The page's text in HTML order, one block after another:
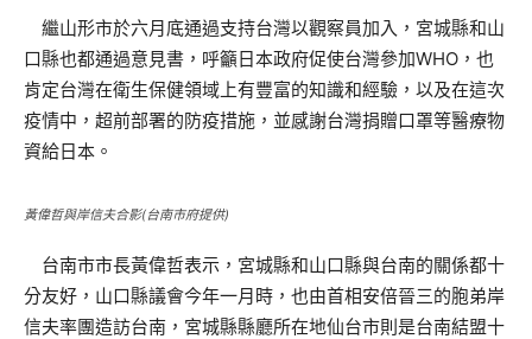
繼山形市於六月底通過支持台灣以觀察員加入，宮城縣和山
口縣也都通過意見書，呼籲日本政府促使台灣參加WHO，也
肯定台灣在衛生保健領域上有豐富的知識和經驗，以及在這次
疫情中，超前部署的防疫措施，並感謝台灣捐贈口罩等醫療物
資給日本。
黃偉哲與岸信夫合影(台南市府提供)
台南市市長黃偉哲表示，宮城縣和山口縣與台南的關係都十
分友好，山口縣議會今年一月時，也由首相安倍晉三的胞弟岸
信夫率團造訪台南，宮城縣縣廳所在地仙台市則是台南結盟十